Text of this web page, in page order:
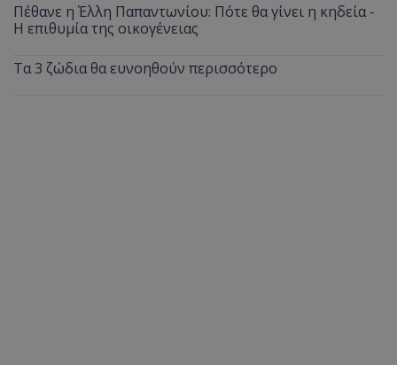
Πέθανε η Έλλη Παπαντωνίου: Πότε θα γίνει η κηδεία -
Η επιθυμία της οικογένειας
Τα 3 ζώδια θα ευνοηθούν περισσότερο